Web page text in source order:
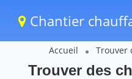
Chantier
Accueil Trouver
Trouver des